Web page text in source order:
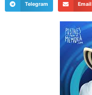
Telegram Email